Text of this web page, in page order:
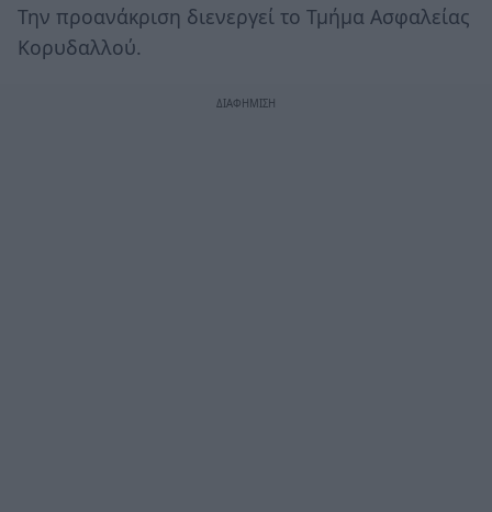
Την προανάκριση διενεργεί το Τμήμα Ασφαλείας
Κορυδαλλού.